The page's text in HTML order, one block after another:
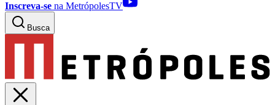
Inscreva-se na MetrópolesTV
Busca